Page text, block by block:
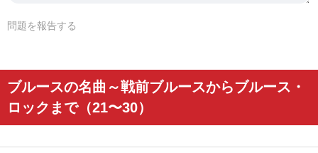
問題を報告する
ブルースの名曲～戦前ブルースからブルース・
ロックまで（21〜30）